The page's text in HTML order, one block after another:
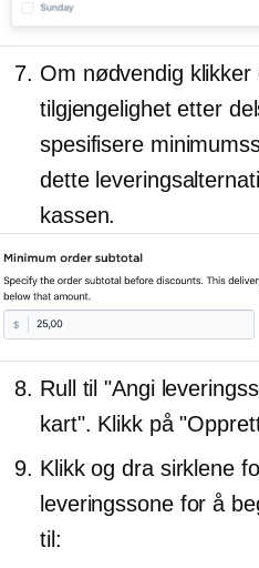
Om nødvendig
tilgjengelighet etter
spesifisere
dette
kassen.
Rull til "Angi
kart". Klikk på
Klikk og dra sirklene
leveringssone for å
til: